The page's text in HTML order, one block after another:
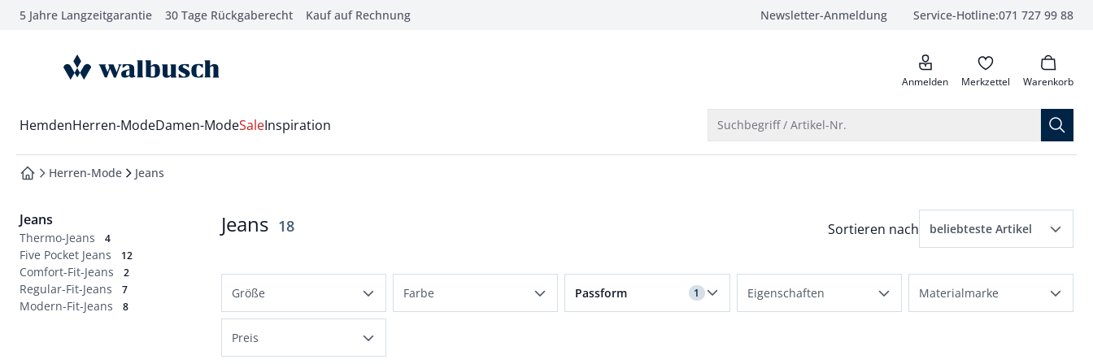
springen
springen
springen
5 Jahre Langzeitgarantie 30 Tage Rückgaberecht Kauf auf Rechnung Newsletter-Anmeldung Service-Hotline:071 727 99 88
anrufen
zur Startseite Anmelden Merkzettel Warenkorb
Wechsel in das Menü mit Pfeil-Runter Taste
HemdenHerren-ModeDamen-ModeSaleInspiration Suchbegriff / Artikel-Nr.
zur Startseite
Herren-Mode Jeans
Jeans
Thermo-Jeans 4
Five Pocket Jeans 12
Comfort-Fit-Jeans 2
Regular-Fit-Jeans 7
Modern-Fit-Jeans 8
Jeans Ergebnisse
18 Menü Sortierung: beliebteste Artikel
Sortieren nach beliebteste Artikel
Preis aufsteigend
Größe
Normalgrößen
48 50 52 54
Farbe
Filter für Passform schlanke Größen angewendet
Passform 1 Eigenschaften Materialmarke
Preis